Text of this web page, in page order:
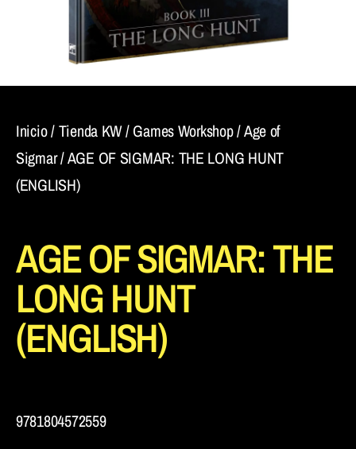
Inicio/Tienda KW/Games Workshop/Age of
Sigmar/ AGE OF SIGMAR: THE LONG HUNT
(ENGLISH)
AGE OF SIGMAR: THE
LONG HUNT
(ENGLISH)
9781804572559